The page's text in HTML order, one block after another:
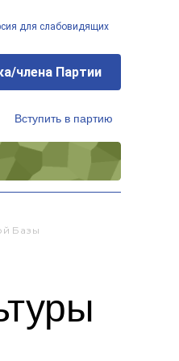
для слабовидящих
члена Партии
Вступить в партию
Базы